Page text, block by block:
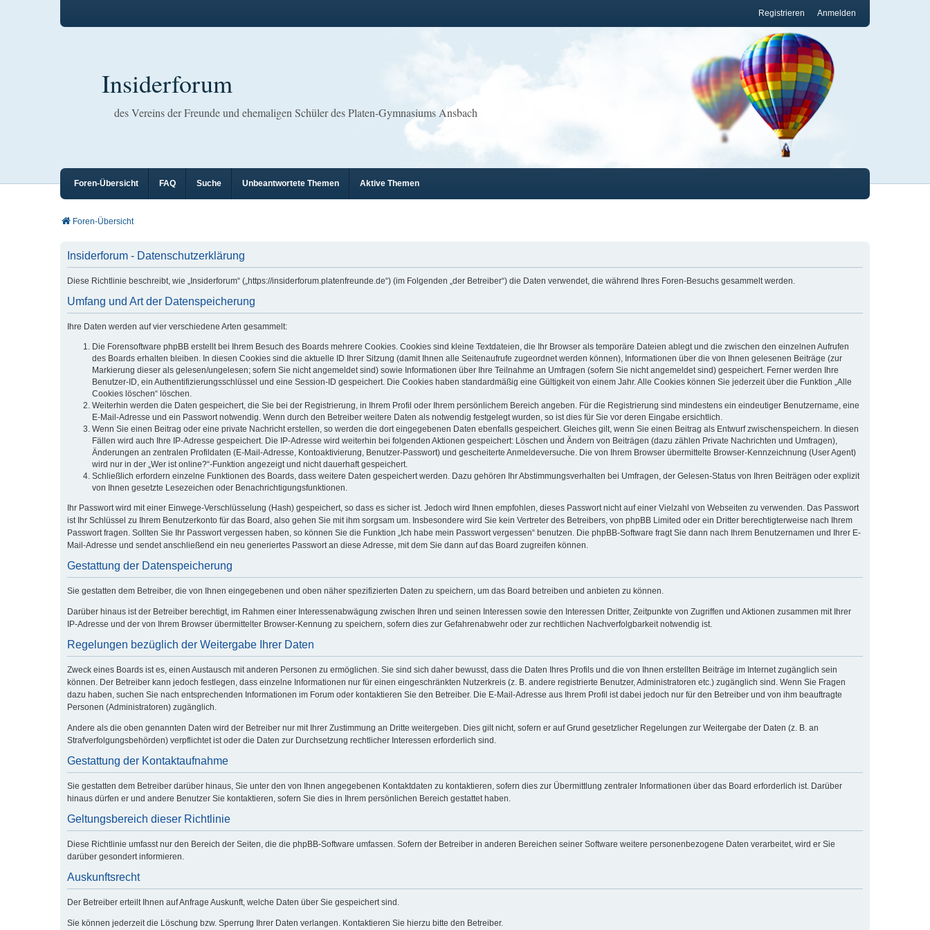
Anmelden
Registrieren
Insiderforum
des Vereins der Freunde und ehemaligen Schüler des Platen-Gymnasiums Ansbach
Foren-Übersicht FAQ Suche Unbeantwortete Themen Aktive Themen
Foren-Übersicht
Insiderforum - Datenschutzerklärung
Diese Richtlinie beschreibt, wie „Insiderforum“ („https://insiderforum.platenfreunde.de“) (im Folgenden „der Betreiber“) die Daten verwendet, die während Ihres Foren-Besuchs gesammelt werden.
Umfang und Art der Datenspeicherung
Ihre Daten werden auf vier verschiedene Arten gesammelt:
Die Forensoftware phpBB erstellt bei Ihrem Besuch des Boards mehrere Cookies. Cookies sind kleine Textdateien, die Ihr Browser als temporäre Dateien ablegt und die zwischen den einzelnen Aufrufen
des Boards erhalten bleiben. In diesen Cookies sind die aktuelle ID Ihrer Sitzung (damit Ihnen alle Seitenaufrufe zugeordnet werden können), Informationen über die von Ihnen gelesenen Beiträge (zur
Markierung dieser als gelesen/ungelesen; sofern Sie nicht angemeldet sind) sowie Informationen über Ihre Teilnahme an Umfragen (sofern Sie nicht angemeldet sind) gespeichert. Ferner werden Ihre
Benutzer-ID, ein Authentifizierungsschlüssel und eine Session-ID gespeichert. Die Cookies haben standardmäßig eine Gültigkeit von einem Jahr. Alle Cookies können Sie jederzeit über die Funktion „Alle
Cookies löschen“ löschen.
Weiterhin werden die Daten gespeichert, die Sie bei der Registrierung, in Ihrem Profil oder Ihrem persönlichem Bereich angeben. Für die Registrierung sind mindestens ein eindeutiger Benutzername, eine
E-Mail-Adresse und ein Passwort notwendig. Wenn durch den Betreiber weitere Daten als notwendig festgelegt wurden, so ist dies für Sie vor deren Eingabe ersichtlich.
Wenn Sie einen Beitrag oder eine private Nachricht erstellen, so werden die dort eingegebenen Daten ebenfalls gespeichert. Gleiches gilt, wenn Sie einen Beitrag als Entwurf zwischenspeichern. In diesen
Fällen wird auch Ihre IP-Adresse gespeichert. Die IP-Adresse wird weiterhin bei folgenden Aktionen gespeichert: Löschen und Ändern von Beiträgen (dazu zählen Private Nachrichten und Umfragen),
Änderungen an zentralen Profildaten (E-Mail-Adresse, Kontoaktivierung, Benutzer-Passwort) und gescheiterte Anmeldeversuche. Die von Ihrem Browser übermittelte Browser-Kennzeichnung (User Agent)
wird nur in der „Wer ist online?“-Funktion angezeigt und nicht dauerhaft gespeichert.
Schließlich erfordern einzelne Funktionen des Boards, dass weitere Daten gespeichert werden. Dazu gehören Ihr Abstimmungsverhalten bei Umfragen, der Gelesen-Status von Ihren Beiträgen oder explizit
von Ihnen gesetzte Lesezeichen oder Benachrichtigungsfunktionen.
Ihr Passwort wird mit einer Einwege-Verschlüsselung (Hash) gespeichert, so dass es sicher ist. Jedoch wird Ihnen empfohlen, dieses Passwort nicht auf einer Vielzahl von Webseiten zu verwenden. Das Passwort
ist Ihr Schlüssel zu Ihrem Benutzerkonto für das Board, also gehen Sie mit ihm sorgsam um. Insbesondere wird Sie kein Vertreter des Betreibers, von phpBB Limited oder ein Dritter berechtigterweise nach Ihrem
Passwort fragen. Sollten Sie Ihr Passwort vergessen haben, so können Sie die Funktion „Ich habe mein Passwort vergessen“ benutzen. Die phpBB-Software fragt Sie dann nach Ihrem Benutzernamen und Ihrer E-
Mail-Adresse und sendet anschließend ein neu generiertes Passwort an diese Adresse, mit dem Sie dann auf das Board zugreifen können.
Gestattung der Datenspeicherung
Sie gestatten dem Betreiber, die von Ihnen eingegebenen und oben näher spezifizierten Daten zu speichern, um das Board betreiben und anbieten zu können.
Darüber hinaus ist der Betreiber berechtigt, im Rahmen einer Interessenabwägung zwischen Ihren und seinen Interessen sowie den Interessen Dritter, Zeitpunkte von Zugriffen und Aktionen zusammen mit Ihrer
IP-Adresse und der von Ihrem Browser übermittelter Browser-Kennung zu speichern, sofern dies zur Gefahrenabwehr oder zur rechtlichen Nachverfolgbarkeit notwendig ist.
Regelungen bezüglich der Weitergabe Ihrer Daten
Zweck eines Boards ist es, einen Austausch mit anderen Personen zu ermöglichen. Sie sind sich daher bewusst, dass die Daten Ihres Profils und die von Ihnen erstellten Beiträge im Internet zugänglich sein
können. Der Betreiber kann jedoch festlegen, dass einzelne Informationen nur für einen eingeschränkten Nutzerkreis (z. B. andere registrierte Benutzer, Administratoren etc.) zugänglich sind. Wenn Sie Fragen
dazu haben, suchen Sie nach entsprechenden Informationen im Forum oder kontaktieren Sie den Betreiber. Die E-Mail-Adresse aus Ihrem Profil ist dabei jedoch nur für den Betreiber und von ihm beauftragte
Personen (Administratoren) zugänglich.
Andere als die oben genannten Daten wird der Betreiber nur mit Ihrer Zustimmung an Dritte weitergeben. Dies gilt nicht, sofern er auf Grund gesetzlicher Regelungen zur Weitergabe der Daten (z. B. an
Strafverfolgungsbehörden) verpflichtet ist oder die Daten zur Durchsetzung rechtlicher Interessen erforderlich sind.
Gestattung der Kontaktaufnahme
Sie gestatten dem Betreiber darüber hinaus, Sie unter den von Ihnen angegebenen Kontaktdaten zu kontaktieren, sofern dies zur Übermittlung zentraler Informationen über das Board erforderlich ist. Darüber
hinaus dürfen er und andere Benutzer Sie kontaktieren, sofern Sie dies in Ihrem persönlichen Bereich gestattet haben.
Geltungsbereich dieser Richtlinie
Diese Richtlinie umfasst nur den Bereich der Seiten, die die phpBB-Software umfassen. Sofern der Betreiber in anderen Bereichen seiner Software weitere personenbezogene Daten verarbeitet, wird er Sie
darüber gesondert informieren.
Auskunftsrecht
Der Betreiber erteilt Ihnen auf Anfrage Auskunft, welche Daten über Sie gespeichert sind.
Sie können jederzeit die Löschung bzw. Sperrung Ihrer Daten verlangen. Kontaktieren Sie hierzu bitte den Betreiber.